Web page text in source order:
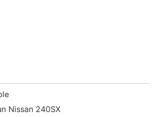
Nissan 240SX